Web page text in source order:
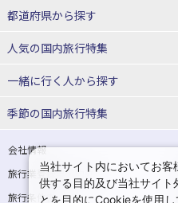
青森県
宮城県
山形県
関東
埼玉県
青森県ホテル・旅館
宮城県ホテル・旅館
山形県ホテル・旅館
東京都ホテル・旅館
北海道
湯の川温泉(北海道)
十勝川温泉(北海道)
洞爺湖温泉(北海道)
層雲峡温泉(北海道)
東北
都道府県から探す
北海道旅行・ツアー
東北
青森旅行・ツアー
宮城旅行・ツアー
人気の国内旅行特集
東京ディズニーリゾート®への旅
一緒に行く人から探す
一人旅 国内版
カップル・夫婦旅行 国内版
卒業旅行・学生旅行 国内版
季節の国内旅行特集
桜・お花見特集
夏休み・お盆の国内旅行
会社情報
旅行業登録票・約款
旅行条件書
当社サイト内においてお
供する目的及び当社サイト
とを目的にCookieを使用